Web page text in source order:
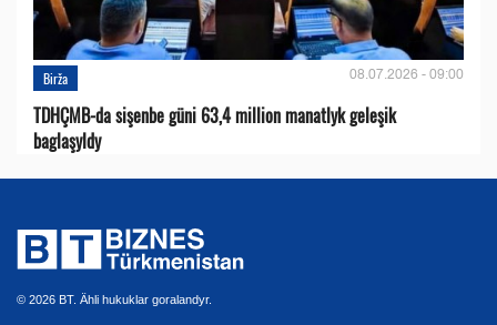
Birža 08.07.2026 - 09:00
TDHÇMB-da sişenbe güni 63,4 million manatlyk geleşik
baglaşyldy
© 2026 BT. Ähli hukuklar goralandyr.